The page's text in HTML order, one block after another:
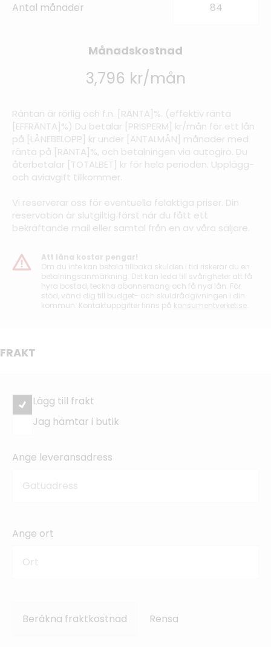
Antal månader
Månadskostnad
3,796 kr/mån
Räntan är rörlig och f.n. [RÄNTA]%. (effektiv ränta
[EFFRÄNTA]%) Du betalar [PRISPERM] kr/mån för ett lån
på [LÅNEBELOPP] kr under [ANTALMÅN] månader med
ränta på [RÄNTA]%, och betalningen via autogiro. Du
återbetalar [TOTALBET] kr för hela perioden. Upplägg-
och aviavgift tillkommer.
Vi reserverar oss för eventuella felaktiga priser. Din
reservation är slutgiltig först när du fått ett
bekräftande mail eller samtal från en av våra säljare.
Att låna kostar pengar!
Om du inte kan betala tillbaka skulden i tid riskerar du en
betalningsanmärkning. Det kan leda till svårigheter att få
hyra bostad, teckna abonnemang och få nya lån. För
stöd, vänd dig till budget- och skuldrådgivningen i din
kommun. Kontaktuppgifter finns på konsumentverket.se
FRAKT
Lägg till frakt
Jag hämtar i butik
Ange leveransadress
Ange ort
Beräkna fraktkostnad Rensa